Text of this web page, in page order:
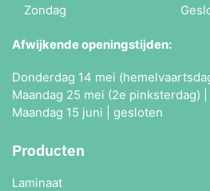
Zondag
Afwijkende openingstijden:
Donderdag 14 mei
Maandag 25 mei (2e pinksterdag)
Maandag 15 juni | gesloten
Producten
Laminaat